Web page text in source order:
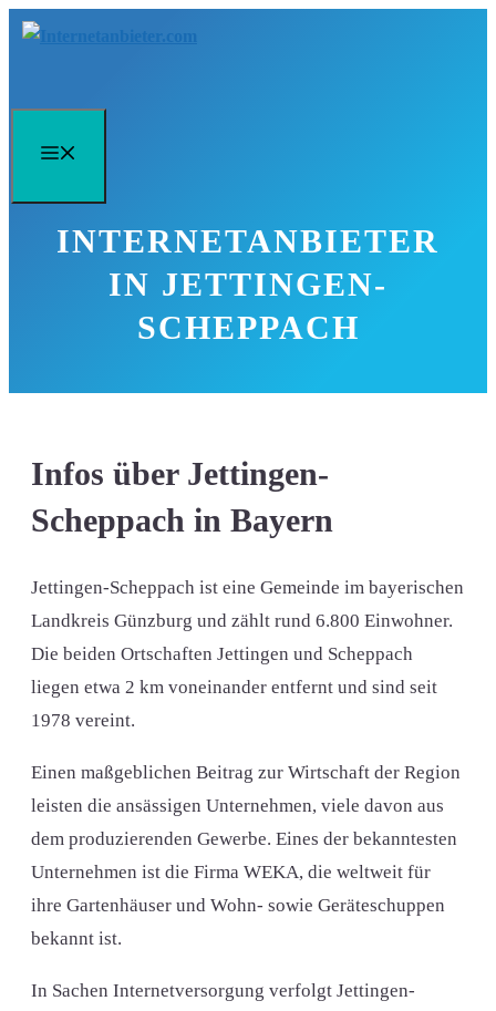
Zum
INTERNETANBIETER
IN JETTINGEN-
SCHEPPACH
Infos über Jettingen-
Scheppach in Bayern
Jettingen-Scheppach ist eine Gemeinde im bayerischen
Landkreis Günzburg und zählt rund 6.800 Einwohner.
Die beiden Ortschaften Jettingen und Scheppach
liegen etwa 2 km voneinander entfernt und sind seit
1978 vereint.
Einen maßgeblichen Beitrag zur Wirtschaft der Region
leisten die ansässigen Unternehmen, viele davon aus
dem produzierenden Gewerbe. Eines der bekanntesten
Unternehmen ist die Firma WEKA, die weltweit für
ihre Gartenhäuser und Wohn- sowie Geräteschuppen
bekannt ist.
In Sachen Internetversorgung verfolgt Jettingen-